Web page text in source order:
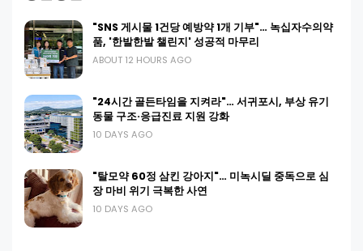
"SNS 게시물 1건당 예방약 1개 기부"… 녹십자수의약
품, '한발한발 챌린지' 성공적 마무리
ABOUT 12 HOURS AGO
"24시간 골든타임을 지켜라"… 서귀포시, 부상 유기
동물 구조·응급진료 지원 강화
10 DAYS AGO
"탈모약 60정 삼킨 강아지"… 미녹시딜 중독으로 심
장 마비 위기 극복한 사연
10 DAYS AGO